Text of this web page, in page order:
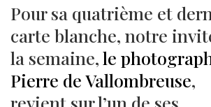
Pour sa quatrième et
carte blanche, notre
la semaine,le
Pierre de Vallombreuse,
revient sur l’un de ses